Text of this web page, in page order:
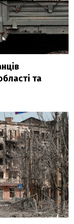
та